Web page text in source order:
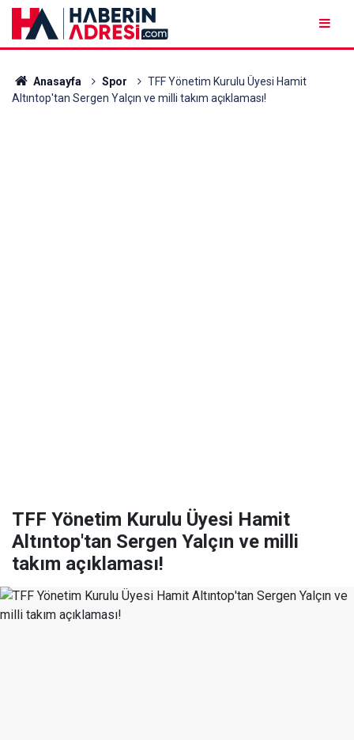
Anasayfa Spor
TFF Yönetim Kurulu Üyesi Hamit
Altıntop'tan Sergen Yalçın ve milli takım açıklaması!
TFF Yönetim Kurulu Üyesi Hamit
Altıntop'tan Sergen Yalçın ve milli
takım açıklaması!